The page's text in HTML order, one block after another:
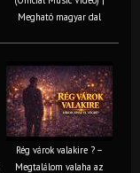
Megható magyar dal
Rég várok valakire ? –
Megtalálom valaha az